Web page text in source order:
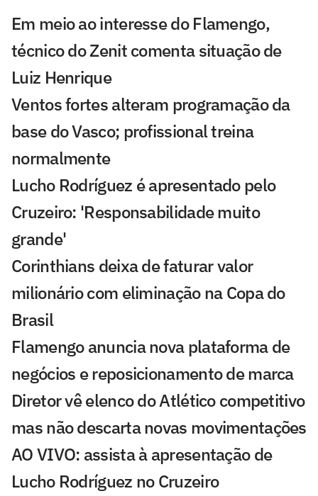
Em meio ao interesse do Flamengo,
técnico do Zenit comenta situação de
Luiz Henrique
Ventos fortes alteram programação da
base do Vasco; profissional treina
normalmente
Lucho Rodríguez é apresentado pelo
Cruzeiro: 'Responsabilidade muito
grande'
Corinthians deixa de faturar valor
milionário com eliminação na Copa do
Brasil
Flamengo anuncia nova plataforma de
negócios e reposicionamento de marca
Diretor vê elenco do Atlético competitivo
mas não descarta novas movimentações
AO VIVO: assista à apresentação de
Lucho Rodríguez no Cruzeiro